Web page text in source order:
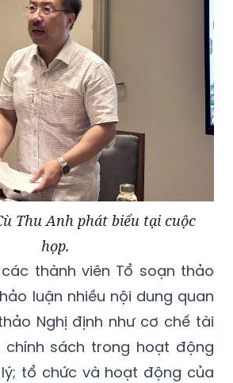
Thu Anh phát biểu tại cuộc
họp.
thành viên Tổ soạn thảo
luận nhiều nội dung quan
Nghị định như cơ chế tài
chính sách trong hoạt động
tổ chức và hoạt động của